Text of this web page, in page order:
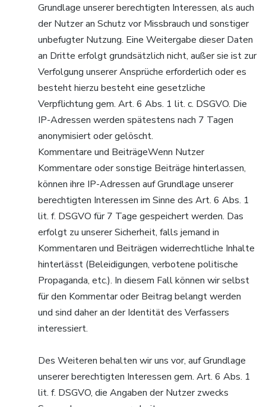
Grundlage unserer berechtigten Interessen, als auch
der Nutzer an Schutz vor Missbrauch und sonstiger
unbefugter Nutzung. Eine Weitergabe dieser Daten
an Dritte erfolgt grundsätzlich nicht, außer sie ist zur
Verfolgung unserer Ansprüche erforderlich oder es
besteht hierzu besteht eine gesetzliche
Verpflichtung gem. Art. 6 Abs. 1 lit. c. DSGVO. Die
IP-Adressen werden spätestens nach 7 Tagen
anonymisiert oder gelöscht.
Kommentare und BeiträgeWenn Nutzer
Kommentare oder sonstige Beiträge hinterlassen,
können ihre IP-Adressen auf Grundlage unserer
berechtigten Interessen im Sinne des Art. 6 Abs. 1
lit. f. DSGVO für 7 Tage gespeichert werden. Das
erfolgt zu unserer Sicherheit, falls jemand in
Kommentaren und Beiträgen widerrechtliche Inhalte
hinterlässt (Beleidigungen, verbotene politische
Propaganda, etc.). In diesem Fall können wir selbst
für den Kommentar oder Beitrag belangt werden
und sind daher an der Identität des Verfassers
interessiert.
Des Weiteren behalten wir uns vor, auf Grundlage
unserer berechtigten Interessen gem. Art. 6 Abs. 1
lit. f. DSGVO, die Angaben der Nutzer zwecks